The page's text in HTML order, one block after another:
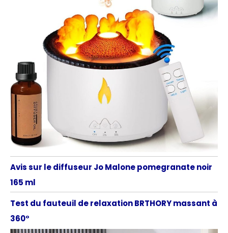
Avis sur le diffuseur Jo Malone pomegranate noir
165 ml
Test du fauteuil de relaxation BRTHORY massant à
360°